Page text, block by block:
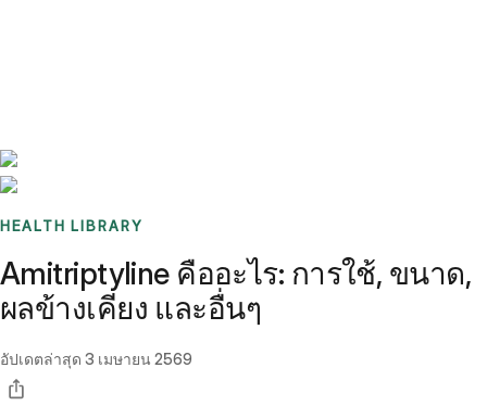
HEALTH LIBRARY
Amitriptyline คืออะไร: การใช้, ขนาด,
ผลข้างเคียง และอื่นๆ
อัปเดตล่าสุด 3 เมษายน 2569